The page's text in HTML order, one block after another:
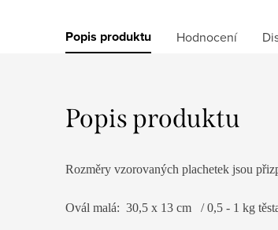
Popis produktu Hodnocení
Popis produktu
Rozměry vzorovaných plachetek jsou
Ovál malá: 30,5 x 13 cm / 0,5 - 1 kg